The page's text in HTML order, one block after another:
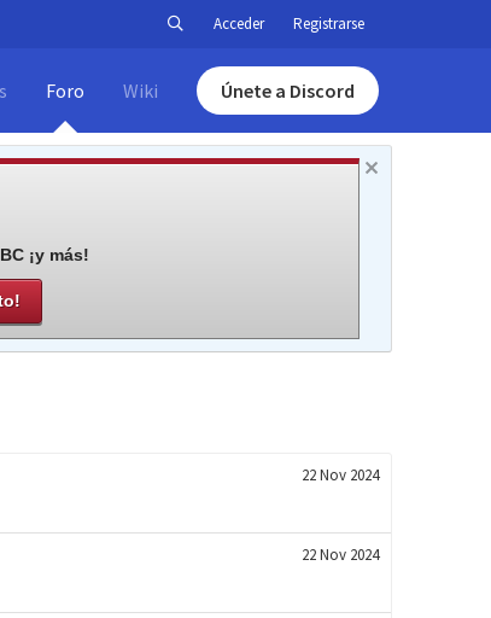
Acceder Registrarse
Foro Wiki Únete a Discord
¡y más!
22 Nov 2024
22 Nov 2024